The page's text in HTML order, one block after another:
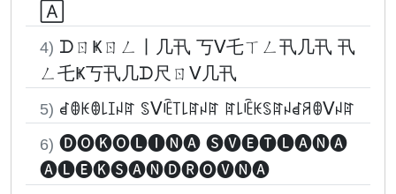
🄰
4) ᗪㄖҜㄖㄥ丨几卂 丂ᐯ乇ㄒㄥ卂几卂 卂
ㄥ乇Ҝ丂卂几ᗪ尺ㄖᐯ几卂
5) ꀸꂦꀘꂦ꒒ꀤꈤꍏ ꌗᐯꍟ꓄꒒ꍏꈤꍏ ꍏ꒒ꍟꀘꌗꍏꈤꀸꋪꂦᐯꈤꍏ
6) 🅓🅞🅚🅞🅛🅘🅝🅐 🅢🅥🅔🅣🅛🅐🅝🅐
🅐🅛🅔🅚🅢🅐🅝🅓🅡🅞🅥🅝🅐